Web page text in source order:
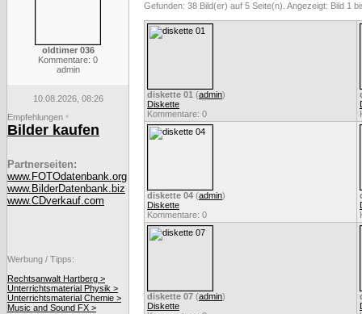
oldtimer 036
Kommentare: 0
admin
10.08.2026, 08:26
Empfehlungen *
Bilder kaufen
Partnerseiten:
www.FOTOdatenbank.org
www.BilderDatenbank.biz
www.CDverkauf.com
Werbung / Tipps:
Rechtsanwalt Hartberg >
Unterrichtsmaterial Physik >
Unterrichtsmaterial Chemie >
Music and Sound FX >
Gefunden: 38 Bild(er) auf 5 Seite(n). Angezeigt: Bild 1
diskette 01 (admin)
Diskette
Kommentare: 0
diskette 04 (admin)
Diskette
Kommentare: 0
diskette 07 (admin)
Diskette